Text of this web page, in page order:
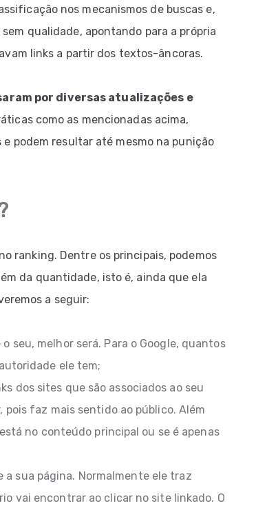
nos mecanismos de buscas e,
qualidade, apontando para a própria
links a partir dos textos-âncoras.
por diversas atualizações e
como as mencionadas acima,
podem resultar até mesmo na punição
ranking. Dentre os principais, podemos
da quantidade, isto é, ainda que ela
a seguir:
seu, melhor será. Para o Google, quantos
ele tem;
dos sites que são associados ao seu
faz mais sentido ao público. Além
no conteúdo principal ou se é apenas
sua página. Normalmente ele traz
vai encontrar ao clicar no site linkado. O